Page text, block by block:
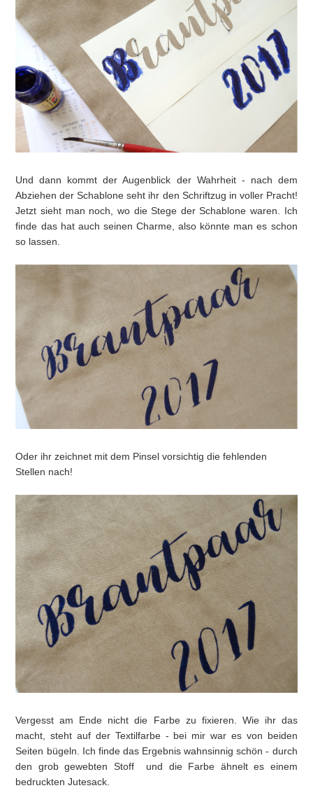
Und dann kommt der Augenblick der Wahrheit - nach dem
Abziehen der Schablone seht ihr den Schriftzug in voller Pracht!
Jetzt sieht man noch, wo die Stege der Schablone waren. Ich
finde das hat auch seinen Charme, also könnte man es schon
so lassen.
Oder ihr zeichnet mit dem Pinsel vorsichtig die fehlenden
Stellen nach!
Vergesst am Ende nicht die Farbe zu fixieren. Wie ihr das
macht, steht auf der Textilfarbe - bei mir war es von beiden
Seiten bügeln. Ich finde das Ergebnis wahnsinnig schön - durch
den grob gewebten Stoff und die Farbe ähnelt es einem
bedruckten Jutesack.